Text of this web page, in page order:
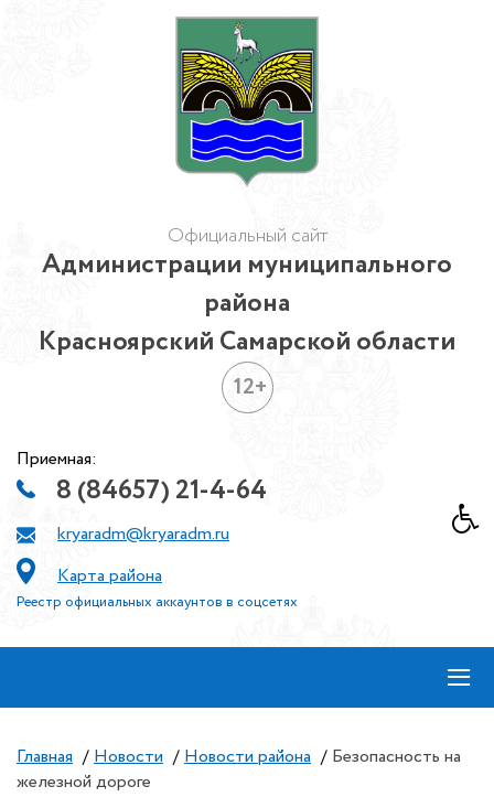
Официальный сайт
Администрации муниципального
района
Красноярский Самарской области
12+
Приемная:
8 (84657) 21-4-64
kryaradm@kryaradm.ru
Карта района
Реестр официальных аккаунтов в соцсетях
≡
Главная / Новости / Новости района / Безопасность на
железной дороге